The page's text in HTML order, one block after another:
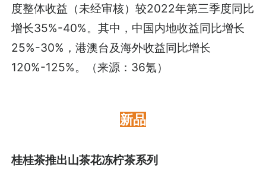
度整体收益（未经审核）较2022年第三季度同比
增长35%-40%。其中，中国内地收益同比增长
25%-30%，港澳台及海外收益同比增长
120%-125%。（来源：36氪）
新品
桂桂茶推出山茶花冻柠茶系列